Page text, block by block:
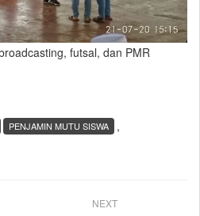
futsal, dan PMR
,
PENJAMIN MUTU SISWA
NEXT